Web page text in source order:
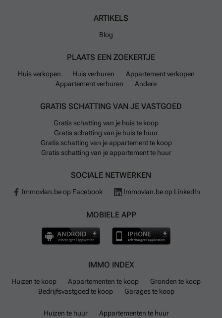
ARTIKELS
Blog
PLAATS EEN ZOEKERTJE
Huis verkopen Huis verhuren
Appartement verkopen
Appartement verhuren
Andere
GRATIS SCHATTING VAN JE VASTGOED
Gratis schatting van je huis te koop
Gratis schatting van je huis te huur
Gratis schatting van je appartement te koop
Gratis schatting van je appartement te huur
SOCIALE NETWERKEN
Immovlan.be op Facebook Immovlan.be op LinkedIn
MOBIELE APP
IMMO INDEX
Huizen te koop Appartementen te koop
Gronden te koop
Bedrijfsvastgoed te koop
Garages te koop
Huizen te huur
Appartementen te huur